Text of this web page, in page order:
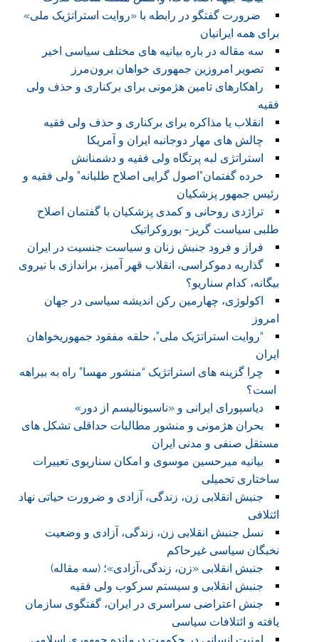
ضرورت گفتگو در رابطه با «روایت استراتژیک ملی»
برای همه ایرانیان
سه مقاله در باره بیانیه های مختلف سیاسی اخیر
تصویر امروزین جمهوری خواهان برون‌مرز
راهکارهای تامین هژمونی برای برکناری و حذف ولی
فقیه
انقلاب یا مذاکره برای برکناری و حذف ولی فقیه
چالش های مهار دوجانبه ایران و آمریکا
استراتژی لبه پرتگاه ولی فقیه و دشمنانش
خرده گفتمان”اصول گرایی اصلاح طلبانه” ولی فقیه و
رئیس جمهور پزشکیان
تراژدی روحانی و کمدی پزشکیان با گفتمان اصلاح
طلبی سیاست گریز- بوروکراتیک
فراز و فرود جنبش زنان و سیاست جنسیت در ایران
گذاربه دموکراسی، انقلاب قهر آمیز، براندازی با نیروی
بیگانه، کدام سناریو؟
اکولوژی، چهارمین رکن اندیشه سیاسی در جهان
امروز
“روایت استراتژیک ملی”، حلقه مفقود جمهوریخواهان
ایران
چرا گزینه های استراتژیک “منشور مهسا” راه به بیراهه
است؟
دیاسپورای ایرانی و «ناسیونالیسم از دور»
بحران هژمونی و منشور مطالبات حداقلی تشکل های
مستقل صنفی و مدنی ایران
بیانیه میرحسین موسوی و امکان سناریوی تعییرات
ساختاری تحمیلی
جنبش انقلابی زن، زندگی، آزادی و ضرورت حیاتی نهاد
ائتلافی
نسل جنبش انقلابی زن، زندگی، آزادی و وضعیت
نخبگان سیاسی غیرحاکم
جنبش انقلابی «زن، زندگی،آزادی»؛ (سه مقاله)
جنبش انقلابی و سیستم سرکوب ولی فقیه
جنش اعتراضی سراسری در ایران، گفتگوی سازمان
یافته و ائتلافات سیاسی